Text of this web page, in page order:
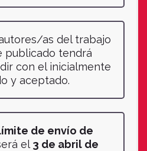
as del trabajo
publicado tendrá
con el inicialmente
y aceptado.
de envío de
el 3 de abril de